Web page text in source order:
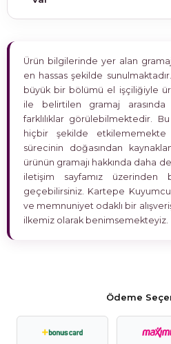
Ürün bilgilerinde yer alan
en hassas şekilde
büyük bir bölümü el işçiliğiyle
ile belirtilen gramaj
farklılıklar görülebilmektedir.
hiçbir şekilde
sürecinin doğasından
ürünün gramajı hakkında daha
iletişim sayfamız üzerinden
geçebilirsiniz. Kartepe
ve memnuniyet odaklı bir
ilkemiz olarak benimsemekteyiz.
Ödeme